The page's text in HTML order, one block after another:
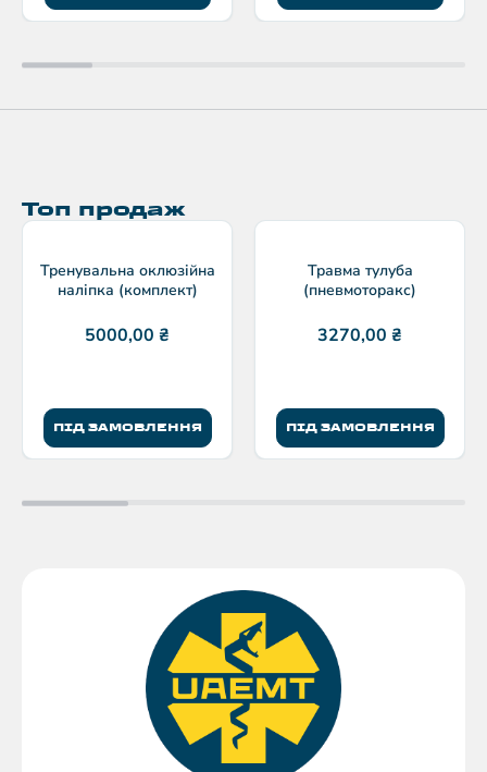
Топ продаж
Тренувальна оклюзійна
наліпка (комплект)
5000,00 ₴
ПІД ЗАМОВЛЕННЯ
Травма тулуба
(пневмоторакс)
3270,00 ₴
ПІД ЗАМОВЛЕННЯ